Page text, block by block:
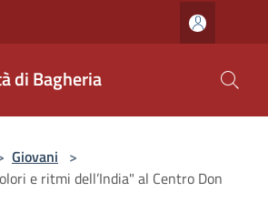
di Bagheria
Giovani >
e ritmi dell’India" al Centro Don